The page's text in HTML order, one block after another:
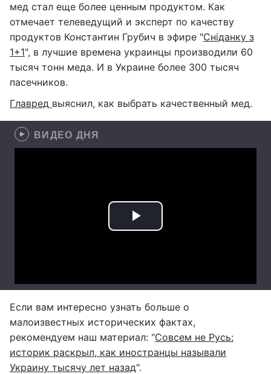
мед стал еще более ценным продуктом. Как
отмечает телеведущий и эксперт по качеству
продуктов Константин Грубич в эфире "Сніданку з
1+1", в лучшие времена украинцы производили 60
тысяч тонн меда. И в Украине более 300 тысяч
пасечников.
Главред выяснил, как выбрать качественный мед.
ВИДЕО ДНЯ
Если вам интересно узнать больше о
малоизвестных исторических фактах,
рекомендуем наш материал: "Совсем не Русь:
историк раскрыл, как иностранцы называли
Украину тысячу лет назад".